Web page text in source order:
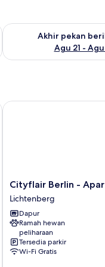
Agu 14 - Agu 16
Akhir pekan
Agu 21 -
Periksa ketersediaan
Cityflair
Berlin
-
Apartments
Lichtenberg
Cityflair Berlin -
Lichtenberg
Dapur
Ramah hewan
peliharaan
Tersedia parkir
Wi-Fi Gratis
Cityflair Berlin -